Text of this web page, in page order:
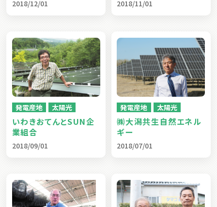
2018/12/01 2018/11/01
発電産地 太陽光
いわきおてんとSUN企
業組合
2018/09/01
発電産地 太陽光
㈱大潟共生自然エネル
ギー
2018/07/01